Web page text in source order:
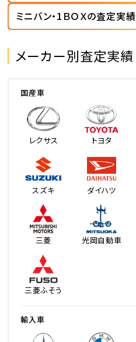
ミニバン・1ＢＯＸの査定実績
メーカー別査定実績
国産車
レクサス トヨタ
スズキ ダイハツ
三菱 光岡自動車
三菱ふそう
輸入車